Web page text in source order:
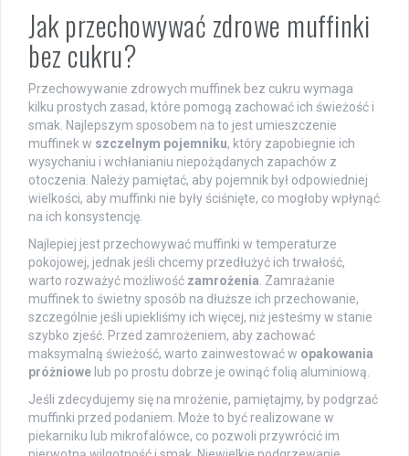
Jak przechowywać zdrowe muffinki
bez cukru?
Przechowywanie zdrowych muffinek bez cukru wymaga
kilku prostych zasad, które pomogą zachować ich świeżość i
smak. Najlepszym sposobem na to jest umieszczenie
muffinek w szczelnym pojemniku, który zapobiegnie ich
wysychaniu i wchłanianiu niepożądanych zapachów z
otoczenia. Należy pamiętać, aby pojemnik był odpowiedniej
wielkości, aby muffinki nie były ściśnięte, co mogłoby wpłynąć
na ich konsystencję.
Najlepiej jest przechowywać muffinki w temperaturze
pokojowej, jednak jeśli chcemy przedłużyć ich trwałość,
warto rozważyć możliwość zamrożenia. Zamrażanie
muffinek to świetny sposób na dłuższe ich przechowanie,
szczególnie jeśli upiekliśmy ich więcej, niż jesteśmy w stanie
szybko zjeść. Przed zamrożeniem, aby zachować
maksymalną świeżość, warto zainwestować w opakowania
próżniowe lub po prostu dobrze je owinąć folią aluminiową.
Jeśli zdecydujemy się na mrożenie, pamiętajmy, by podgrzać
muffinki przed podaniem. Może to być realizowane w
piekarniku lub mikrofalówce, co pozwoli przywrócić im